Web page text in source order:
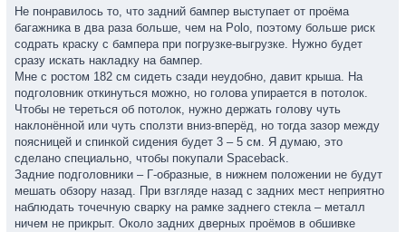
Не понравилось то, что задний бампер выступает от проёма
багажника в два раза больше, чем на Polo, поэтому больше риск
содрать краску с бампера при погрузке-выгрузке. Нужно будет
сразу искать накладку на бампер.
Мне с ростом 182 см сидеть сзади неудобно, давит крыша. На
подголовник откинуться можно, но голова упирается в потолок.
Чтобы не тереться об потолок, нужно держать голову чуть
наклонённой или чуть сползти вниз-вперёд, но тогда зазор между
поясницей и спинкой сидения будет 3 – 5 см. Я думаю, это
сделано специально, чтобы покупали Spaceback.
Задние подголовники – Г-образные, в нижнем положении не будут
мешать обзору назад. При взгляде назад с задних мест неприятно
наблюдать точечную сварку на рамке заднего стекла – металл
ничем не прикрыт. Около задних дверных проёмов в обшивке